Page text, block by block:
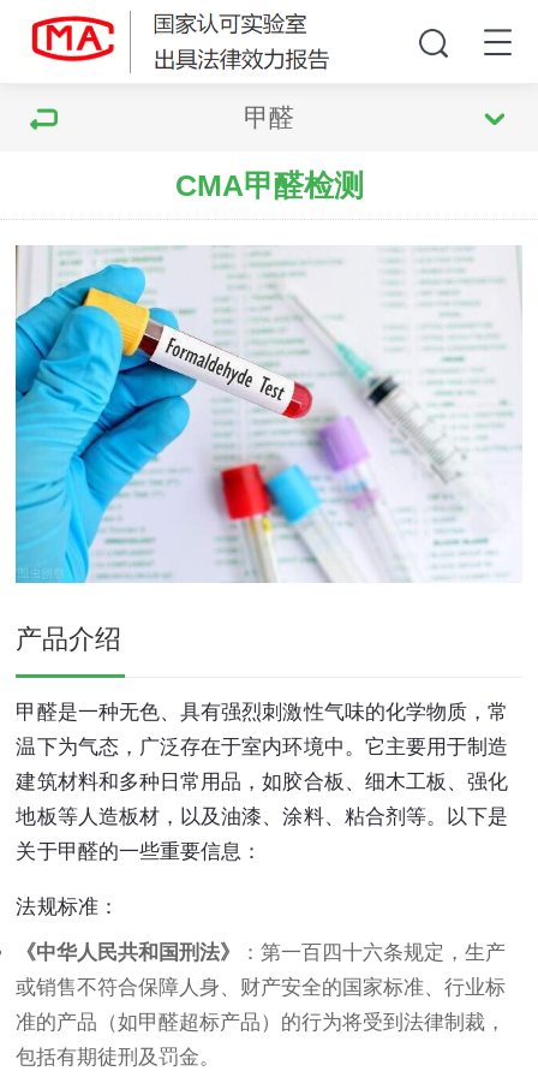
甲醛
CMA甲醛检测
产品介绍
甲醛是一种无色、具有强烈刺激性气味的化学物质，常
温下为气态，广泛存在于室内环境中。它主要用于制造
建筑材料和多种日常用品，如胶合板、细木工板、强化
地板等人造板材，以及油漆、涂料、粘合剂等。以下是
关于甲醛的一些重要信息：
法规标准：
《中华人民共和国刑法》
：第一百四十六条规定，生产
或销售不符合保障人身、财产安全的国家标准、行业标
准的产品（如甲醛超标产品）的行为将受到法律制裁，
包括有期徒刑及罚金。